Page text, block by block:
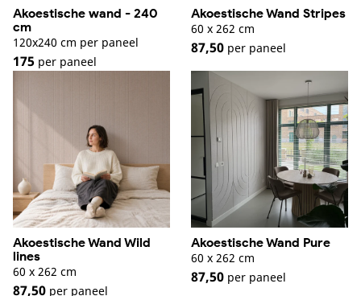
Akoestische wand - 240
cm
120x240 cm per paneel
175 per paneel
Akoestische Wand Stripes
60 x 262 cm
87,50 per paneel
Akoestische Wand Wild
lines
60 x 262 cm
87,50 per paneel
Akoestische Wand Pure
60 x 262 cm
87,50 per paneel